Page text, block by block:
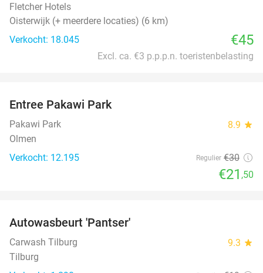
Fletcher Hotels
Oisterwijk (+ meerdere locaties) (6 km)
Verkocht: 18.045
€45
Excl. ca. €3 p.p.p.n. toeristenbelasting
Entree Pakawi Park
Pakawi Park 8.9 star
Olmen
Verkocht: 12.195
Regulier €30
€21 ,50
Autowasbeurt 'Pantser'
Carwash Tilburg 9.3 star
Tilburg